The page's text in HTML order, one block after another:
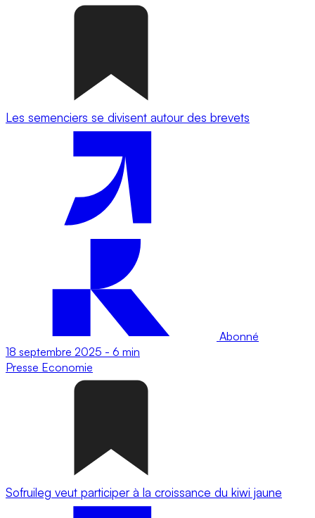
Les semenciers se divisent autour des brevets
Abonné
18 septembre 2025 - 6 min
Presse Economie
Sofruileg veut participer à la croissance du kiwi jaune